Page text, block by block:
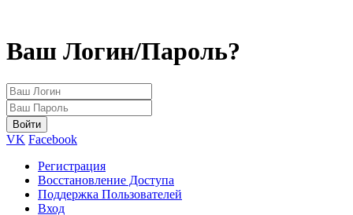
Ваш Логин/Пароль?
VK Facebook
Регистрация
Восстановление Доступа
Поддержка Пользователей
Вход